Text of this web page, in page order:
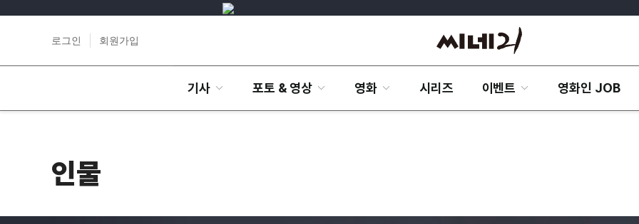
로그인 회원가입
기사 포토 & 영상 영화 시리즈 이벤트 영화인 JOB
인물